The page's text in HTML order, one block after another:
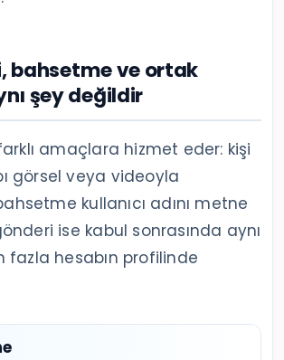
bahsetme ve ortak
şey değildir
amaçlara hizmet eder: kişi
görsel veya videoyla
kullanıcı adını metne
ise kabul sonrasında aynı
fazla hesabın profilinde